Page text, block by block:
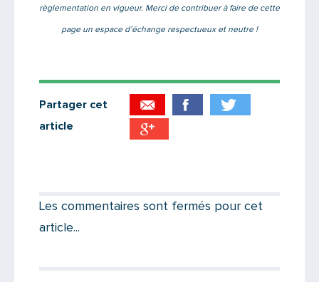
règlementation en vigueur. Merci de contribuer à faire de cette
page un espace d’échange respectueux et neutre !
Partager cet
article
Les commentaires sont fermés pour cet
article...